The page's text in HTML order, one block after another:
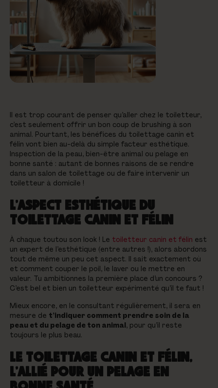
Il est trop courant de penser qu’aller chez le toiletteur,
c’est seulement offrir un bon coup de brushing à son
animal. Pourtant, les bénéfices du toilettage canin et
félin vont bien au-delà du simple facteur esthétique.
Inspection de la peau, bien-être animal ou pelage en
bonne santé : autant de bonnes raisons de se rendre
dans un salon de toilettage ou de faire intervenir un
toiletteur à domicile !
L’ASPECT ESTHÉTIQUE DU
TOILETTAGE CANIN ET FÉLIN
À chaque toutou son look ! Le toiletteur canin et félin est
un expert de l’esthétique (entre autres !), alors abordons
tout de même un peu cet aspect. Il sait exactement où
et comment couper le poil, le laver ou le mettre en
valeur. Tu ambitionnes la première place d’un concours ?
C’est bel et bien un toiletteur expérimenté qu’il te faut !
Mieux encore, en le consultant régulièrement, il sera en
mesure de t’indiquer comment prendre soin de la
peau et du pelage de ton animal, pour qu’il reste
toujours le plus beau.
LE TOILETTAGE CANIN ET FÉLIN,
L’ALLIÉ POUR UN PELAGE EN